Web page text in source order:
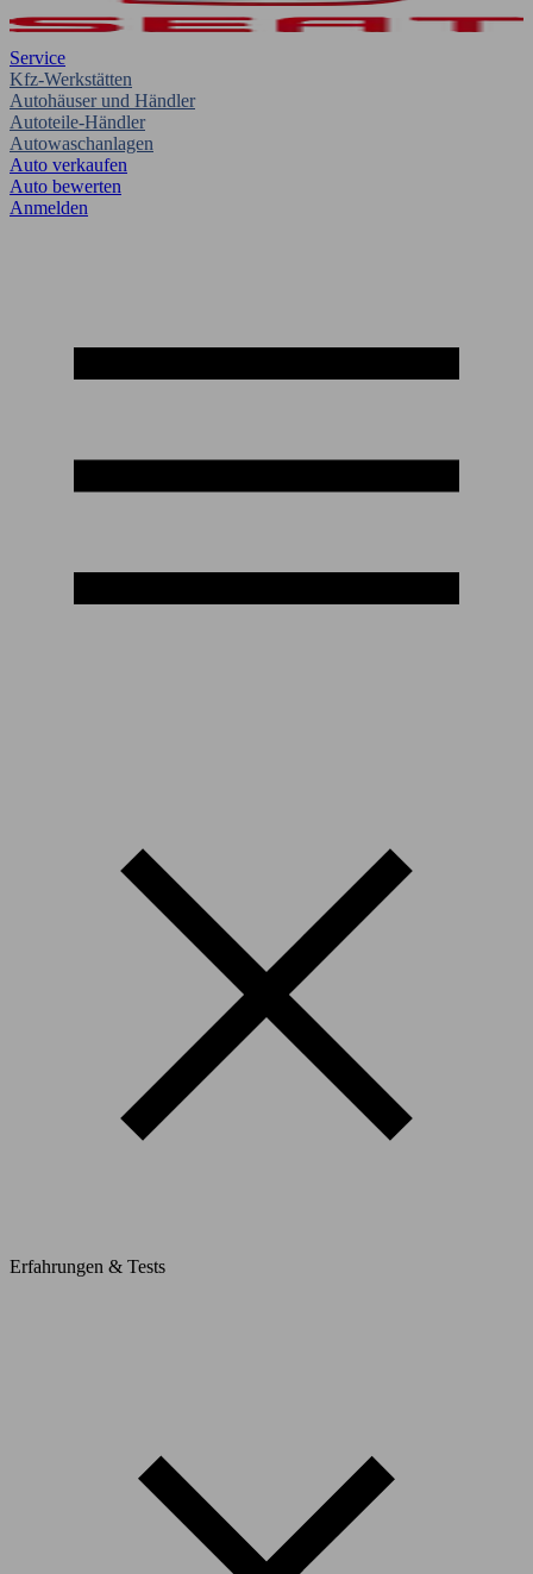
Service
Kfz-Werkstätten
Autohäuser und Händler
Autoteile-Händler
Autowaschanlagen
Auto verkaufen
Auto bewerten
Anmelden
Erfahrungen & Tests